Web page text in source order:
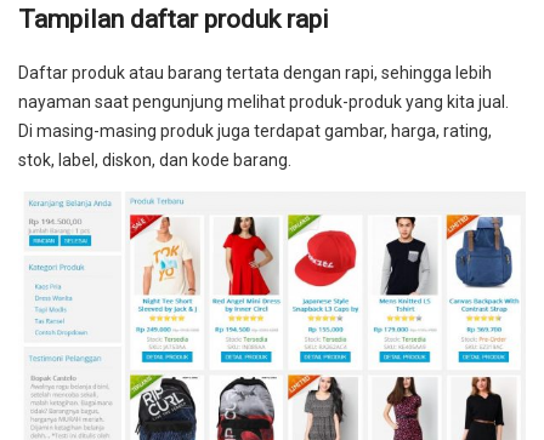
Tampilan daftar produk rapi
Daftar produk atau barang tertata dengan rapi, sehingga lebih
nayaman saat pengunjung melihat produk-produk yang kita jual.
Di masing-masing produk juga terdapat gambar, harga, rating,
stok, label, diskon, dan kode barang.